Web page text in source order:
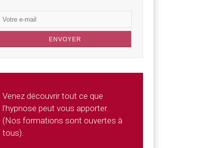
Venez découvrir tout ce que
l'hypnose peut vous apporter.
(Nos formations sont ouvertes à
tous).